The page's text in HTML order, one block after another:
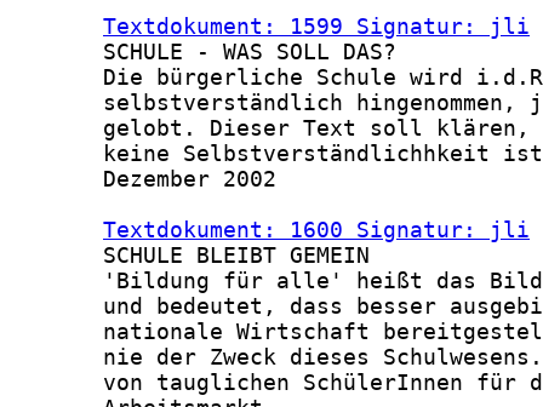
Textdokument: 1599 Signatur: jli
       SCHULE - WAS SOLL DAS?
Die bürgerliche Schule wird
selbstverständlich hingenommen,
gelobt. Dieser Text soll klären,
keine Selbstverständlichhkeit
       Dezember 2002
Textdokument: 1600 Signatur: jli
       SCHULE BLEIBT GEMEIN
'Bildung für alle' heißt das
und bedeutet, dass besser
nationale Wirtschaft
nie der Zweck dieses
von tauglichen SchülerInnen für